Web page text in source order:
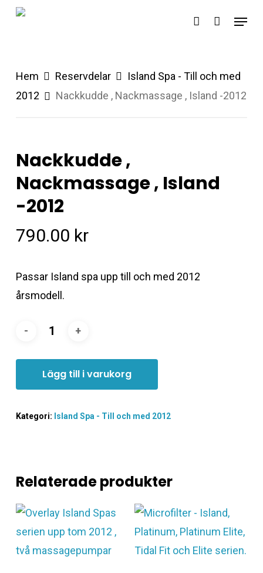
Skip
account
Menu
Hem Reservdelar
Island Spa - Till och med
2012
Nackkudde , Nackmassage , Island -2012
Nackkudde ,
Nackmassage , Island
-2012
790.00 kr
Passar Island spa upp till och med 2012
årsmodell.
Lägg till i varukorg
Kategori: Island Spa - Till och med 2012
Relaterade produkter